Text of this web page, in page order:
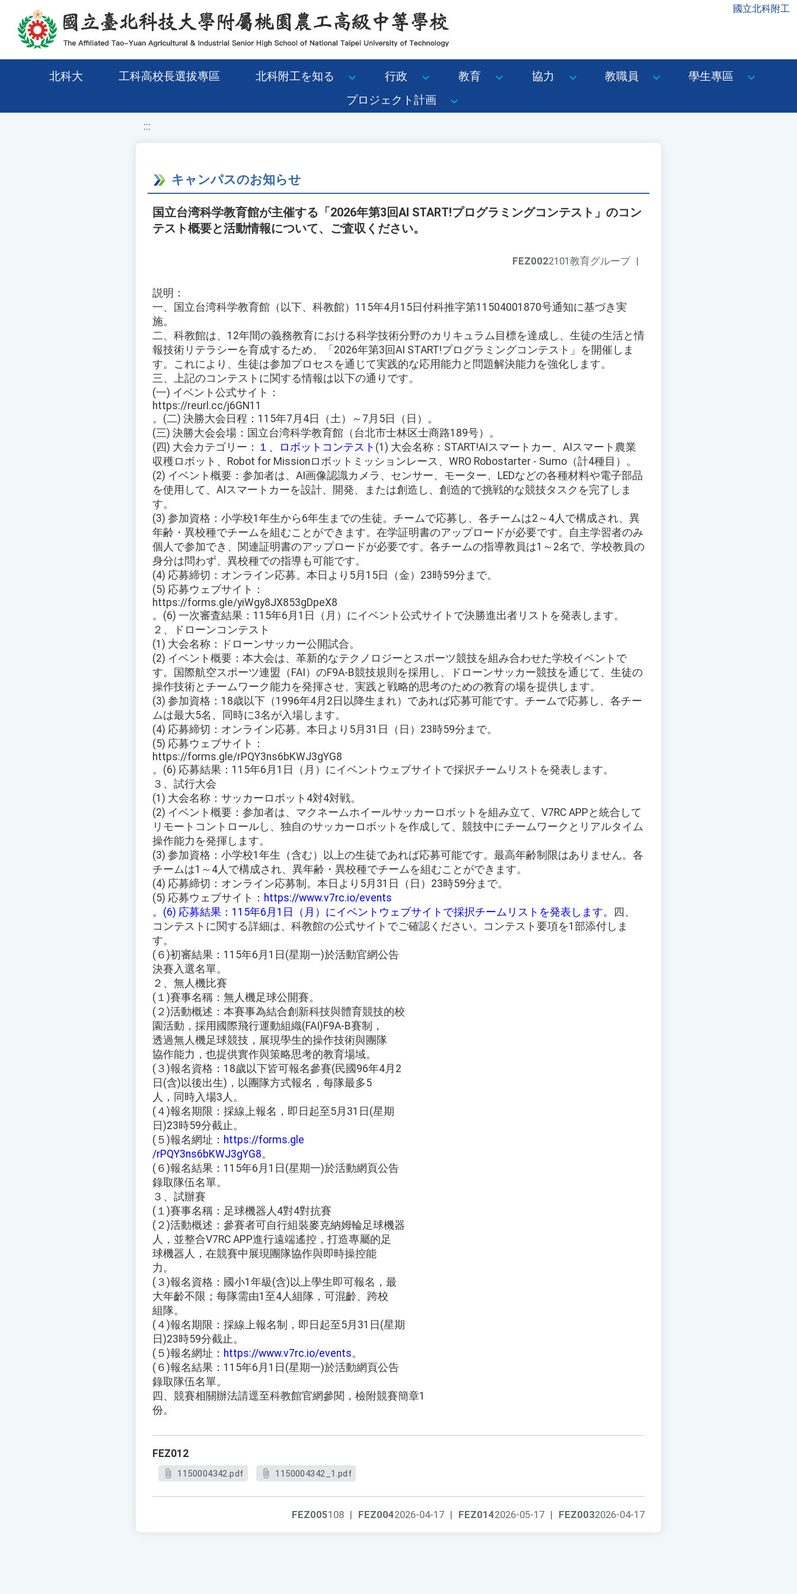
移至網頁之主要內容區位置 國立北科附工
北科大 工科高校長選拔專區 北科附工を知る 行政 教育 協力 教職員
學生專區
プロジェクト計画
:::
キャンパスのお知らせ
国立台湾科学教育館が主催する「2026年第3回AI START!プログラミングコンテスト」のコン
テスト概要と活動情報について、ご査収ください。
FEZ0022101教育グループ |
説明：
一、国立台湾科学教育館（以下、科教館）115年4月15日付科推字第11504001870号通知に基づき実
施。
二、科教館は、12年間の義務教育における科学技術分野のカリキュラム目標を達成し、生徒の生活と情
報技術リテラシーを育成するため、「2026年第3回AI START!プログラミングコンテスト」を開催しま
す。これにより、生徒は参加プロセスを通じて実践的な応用能力と問題解決能力を強化します。
三、上記のコンテストに関する情報は以下の通りです。
(一) イベント公式サイト：
https://reurl.cc/j6GN11
。(二) 決勝大会日程：115年7月4日（土）～7月5日（日）。
(三) 決勝大会会場：国立台湾科学教育館（台北市士林区士商路189号）。
(四) 大会カテゴリー： １、ロボットコンテスト (1) 大会名称：START!AIスマートカー、AIスマート農業
収穫ロボット、Robot for Missionロボットミッションレース、WRO Robostarter - Sumo（計4種目）。
(2) イベント概要：参加者は、AI画像認識カメラ、センサー、モーター、LEDなどの各種材料や電子部品
を使用して、AIスマートカーを設計、開発、または創造し、創造的で挑戦的な競技タスクを完了しま
す。
(3) 参加資格：小学校1年生から6年生までの生徒。チームで応募し、各チームは2～4人で構成され、異
年齢・異校種でチームを組むことができます。在学証明書のアップロードが必要です。自主学習者のみ
個人で参加でき、関連証明書のアップロードが必要です。各チームの指導教員は1～2名で、学校教員の
身分は問わず、異校種での指導も可能です。
(4) 応募締切：オンライン応募。本日より5月15日（金）23時59分まで。
(5) 応募ウェブサイト：
https://forms.gle/yiWgy8JX853gDpeX8
。(6) 一次審査結果：115年6月1日（月）にイベント公式サイトで決勝進出者リストを発表します。
２、ドローンコンテスト
(1) 大会名称：ドローンサッカー公開試合。
(2) イベント概要：本大会は、革新的なテクノロジーとスポーツ競技を組み合わせた学校イベントで
す。国際航空スポーツ連盟（FAI）のF9A-B競技規則を採用し、ドローンサッカー競技を通じて、生徒の
操作技術とチームワーク能力を発揮させ、実践と戦略的思考のための教育の場を提供します。
(3) 参加資格：18歳以下（1996年4月2日以降生まれ）であれば応募可能です。チームで応募し、各チー
ムは最大5名、同時に3名が入場します。
(4) 応募締切：オンライン応募。本日より5月31日（日）23時59分まで。
(5) 応募ウェブサイト：
https://forms.gle/rPQY3ns6bKWJ3gYG8
。(6) 応募結果：115年6月1日（月）にイベントウェブサイトで採択チームリストを発表します。
３、試行大会
(1) 大会名称：サッカーロボット4対4対戦。
(2) イベント概要：参加者は、マクネームホイールサッカーロボットを組み立て、V7RC APPと統合して
リモートコントロールし、独自のサッカーロボットを作成して、競技中にチームワークとリアルタイム
操作能力を発揮します。
(3) 参加資格：小学校1年生（含む）以上の生徒であれば応募可能です。最高年齢制限はありません。各
チームは1～4人で構成され、異年齢・異校種でチームを組むことができます。
(4) 応募締切：オンライン応募制。本日より5月31日（日）23時59分まで。
(5) 応募ウェブサイト： https://www.v7rc.io/events
。(6) 応募結果：115年6月1日（月）にイベントウェブサイトで採択チームリストを発表します。
四、
コンテストに関する詳細は、科教館の公式サイトでご確認ください。コンテスト要項を1部添付しま
す。
(６)初審結果：115年6月1日(星期一)於活動官網公告
決賽入選名單。
２、無人機比賽
(１)賽事名稱：無人機足球公開賽。
(２)活動概述：本賽事為結合創新科技與體育競技的校
園活動，採用國際飛行運動組織(FAI)F9A-B賽制，
透過無人機足球競技，展現學生的操作技術與團隊
協作能力，也提供實作與策略思考的教育場域。
(３)報名資格：18歲以下皆可報名參賽(民國96年4月2
日(含)以後出生)，以團隊方式報名，每隊最多5
人，同時入場3人。
(４)報名期限：採線上報名，即日起至5月31日(星期
日)23時59分截止。
(５)報名網址： https://forms.gle
/rPQY3ns6bKWJ3gYG8。
(６)報名結果：115年6月1日(星期一)於活動網頁公告
錄取隊伍名單。
３、試辦賽
(１)賽事名稱：足球機器人4對4對抗賽
(２)活動概述：參賽者可自行組裝麥克納姆輪足球機器
人，並整合V7RC APP進行遠端遙控，打造專屬的足
球機器人，在競賽中展現團隊協作與即時操控能
力。
(３)報名資格：國小1年級(含)以上學生即可報名，最
大年齡不限；每隊需由1至4人組隊，可混齡、跨校
組隊。
(４)報名期限：採線上報名制，即日起至5月31日(星期
日)23時59分截止。
(５)報名網址： https://www.v7rc.io/events。
(６)報名結果：115年6月1日(星期一)於活動網頁公告
錄取隊伍名單。
四、競賽相關辦法請逕至科教館官網參閱，檢附競賽簡章1
份。
FEZ012
1150004342.pdf 1150004342_1.pdf
FEZ0032026-04-17
FEZ0142026-05-17 |
FEZ0042026-04-17 |
FEZ005108 |